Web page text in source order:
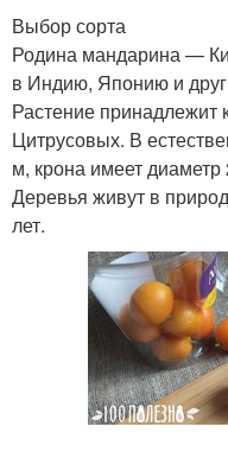
Выбор сорта
Родина мандарина —
в Индию, Японию и
Растение принадлежит
Цитрусовых. В
м, крона имеет
Деревья живут в
лет.